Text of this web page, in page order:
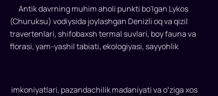
Antik davrning muhim aholi punkti bo'lgan Lykos
(Churuksu) vodiysida joylashgan Denizli oq va qizil
travertenlari, shifobaxsh termal suvlari, boy fauna va
florasi, yam-yashil tabiati, ekologiyasi, sayyohlik
imkoniyatlari, pazandachilik madaniyati va oʻziga xos